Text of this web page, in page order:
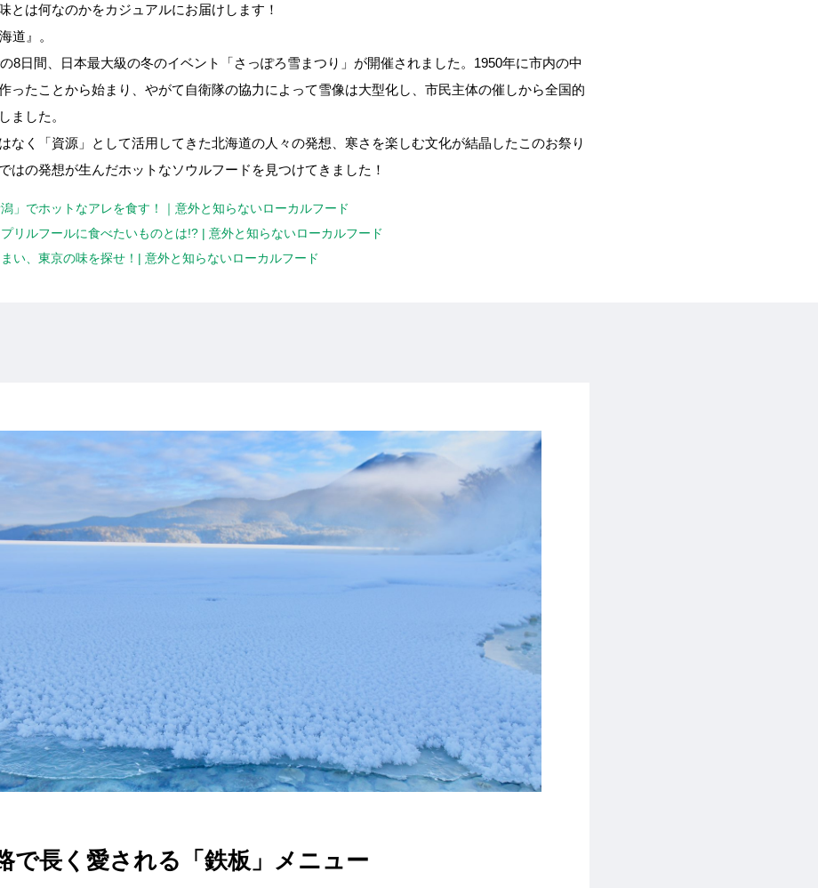
とは何なのかをカジュアルにお届けします！
道』。
8日間、日本最大級の冬のイベント「さっぽろ雪まつり」が開催されました。1950年に市内の中
ったことから始まり、やがて自衛隊の協力によって雪像は大型化し、市民主体の催しから全国的
ました。
なく「資源」として活用してきた北海道の人々の発想、寒さを楽しむ文化が結晶したこのお祭り
はの発想が生んだホットなソウルフードを見つけてきました！
」でホットなアレを食す！｜意外と知らないローカルフード
プリルフールに食べたいものとは!? | 意外と知らないローカルフード
い、東京の味を探せ！| 意外と知らないローカルフード
で長く愛される「鉄板」メニュー